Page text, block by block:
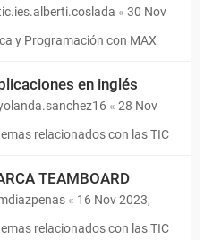
« 30 Nov
y Programación con MAX
en inglés
« 28 Nov
relacionados con las TIC
TEAMBOARD
« 16 Nov 2023,
relacionados con las TIC